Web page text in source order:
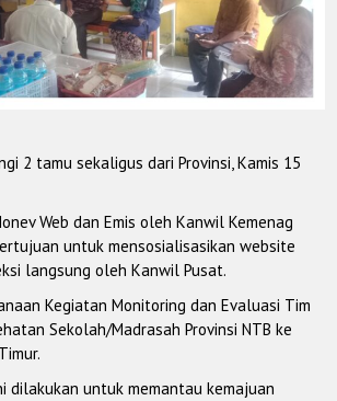
2 tamu sekaligus dari Provinsi, Kamis 15
Web dan Emis oleh Kanwil Kemenag
untuk mensosialisasikan website
langsung oleh Kanwil Pusat.
Kegiatan Monitoring dan Evaluasi Tim
Sekolah/Madrasah Provinsi NTB ke
dilakukan untuk memantau kemajuan